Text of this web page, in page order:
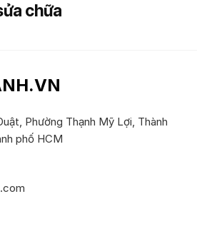
chữa
Phường Thạnh Mỹ Lợi, Thành
phố HCM